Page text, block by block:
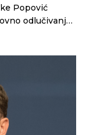
Popović
odlučivanje,
će on to i